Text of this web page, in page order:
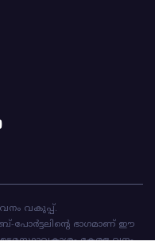
വനം വകുപ്പ്.
പോർട്ടലിന്റെ ഭാഗമാണ് ഈ
ഉടമസ്ഥാവകാശം കേരള വനം